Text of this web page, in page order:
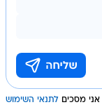
מסכים לתנאי השימוש